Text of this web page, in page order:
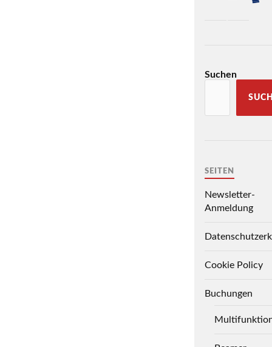
Suchen
SEITEN
Newsletter-
Anmeldung
Cookie Policy
Buchungen